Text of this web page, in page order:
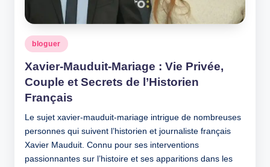
Posted
in
bloguer
Xavier-Mauduit-Mariage : Vie Privée,
Couple et Secrets de l’Historien
Français
Le sujet xavier-mauduit-mariage intrigue de nombreuses
personnes qui suivent l’historien et journaliste français
Xavier Mauduit. Connu pour ses interventions
passionnantes sur l’histoire et ses apparitions dans les